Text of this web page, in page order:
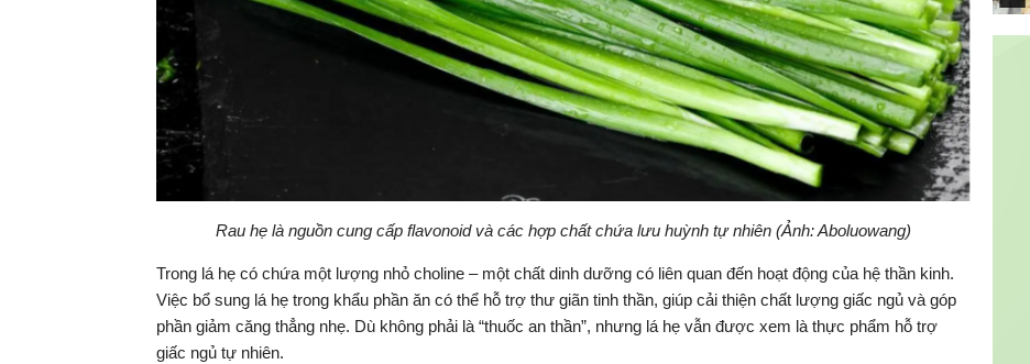
Rau hẹ là nguồn cung cấp flavonoid và các hợp chất chứa lưu huỳnh tự nhiên (Ảnh: Aboluowang)
Trong lá hẹ có chứa một lượng nhỏ choline – một chất dinh dưỡng có liên quan đến hoạt động của hệ thần kinh.
Việc bổ sung lá hẹ trong khẩu phần ăn có thể hỗ trợ thư giãn tinh thần, giúp cải thiện chất lượng giấc ngủ và góp
phần giảm căng thẳng nhẹ. Dù không phải là “thuốc an thần”, nhưng lá hẹ vẫn được xem là thực phẩm hỗ trợ
giấc ngủ tự nhiên.